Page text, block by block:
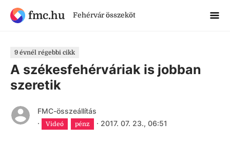
fmc.hu Fehérvár összeköt
9 évnél régebbi cikk
A székesfehérváriak is jobban
szeretik
FMC-összeállítás
·
Videó pénz · 2017. 07. 23., 06:51